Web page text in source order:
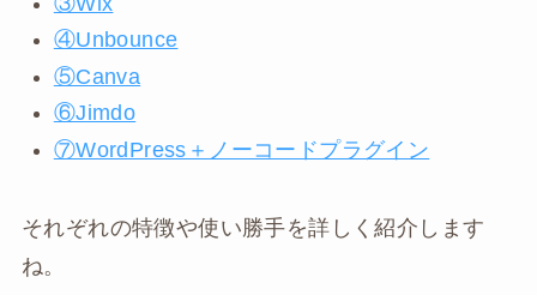
④Unbounce
⑤Canva
⑥Jimdo
⑦WordPress＋ノーコードプラグイン
それぞれの特徴や使い勝手を詳しく紹介します
ね。